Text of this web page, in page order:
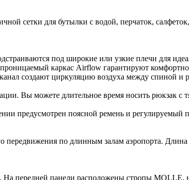
сетки для бутылки с водой, перчаток,
под широкие или узкие плечи для
каркас Airflow гарантируют
создают циркуляцию воздуха между спиной и
Вы можете длительное время носить рюкзак с
предусмотрен поясной ремень и регулируемый
передвижения по длинным залам аэропорта. Длина
На передней панели расположены стропы MOLLE,